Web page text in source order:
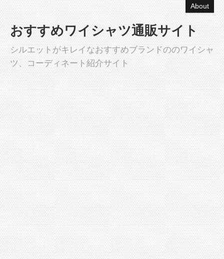
About
おすすめワイシャツ通販サイト
シルエットがキレイなおすすめブランドののワイシャ
ツ、コーディネート紹介サイト